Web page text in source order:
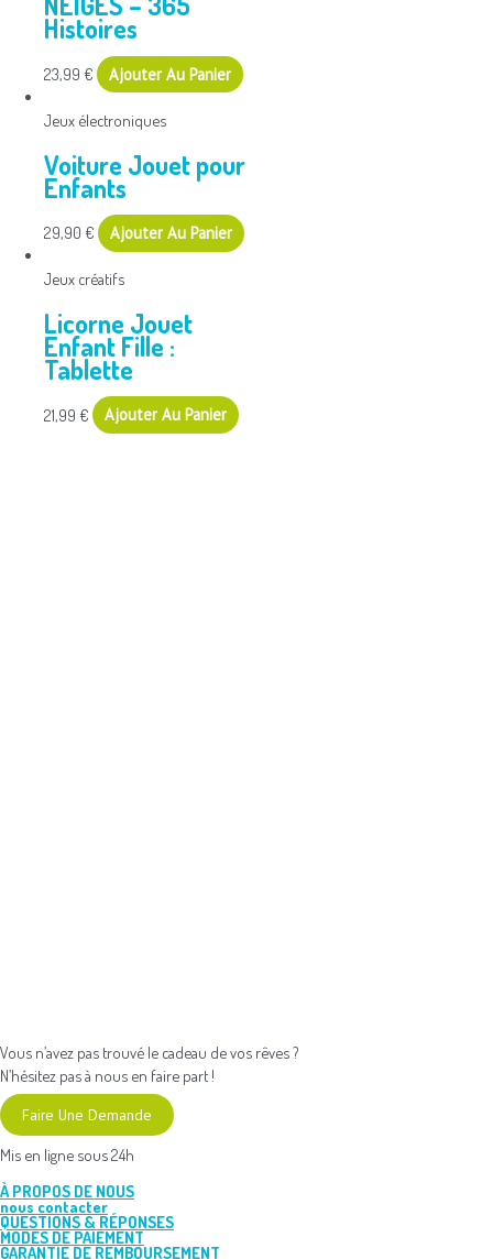
Histoires
23,99 € Ajouter Au Panier
Jeux électroniques
Voiture Jouet pour
Enfants
29,90 € Ajouter Au Panier
Jeux créatifs
Licorne Jouet
Enfant Fille :
Tablette
21,99 € Ajouter Au Panier
Vous n’avez pas trouvé le cadeau de vos rêves ?
N’hésitez pas à nous en faire part !
Faire Une Demande
Mis en ligne sous 24h
À PROPOS DE NOUS
nous contacter
QUESTIONS & RÉPONSES
MODES DE PAIEMENT
GARANTIE DE REMBOURSEMENT